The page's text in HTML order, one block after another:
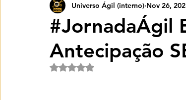
Carreiras Ageis Agilidade em Produtos
Eventos Ageis Agilidade Em Escala
#JornadaÁgil
Antecipação
Universo Ágil (interno) Nov 26,
Rated NaN out of 5 stars.